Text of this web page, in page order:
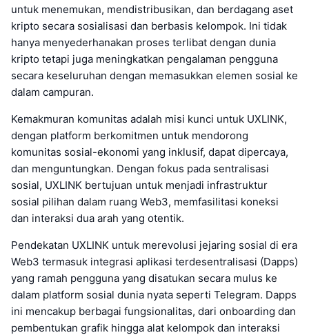
untuk menemukan, mendistribusikan, dan berdagang aset
kripto secara sosialisasi dan berbasis kelompok. Ini tidak
hanya menyederhanakan proses terlibat dengan dunia
kripto tetapi juga meningkatkan pengalaman pengguna
secara keseluruhan dengan memasukkan elemen sosial ke
dalam campuran.
Kemakmuran komunitas adalah misi kunci untuk UXLINK,
dengan platform berkomitmen untuk mendorong
komunitas sosial-ekonomi yang inklusif, dapat dipercaya,
dan menguntungkan. Dengan fokus pada sentralisasi
sosial, UXLINK bertujuan untuk menjadi infrastruktur
sosial pilihan dalam ruang Web3, memfasilitasi koneksi
dan interaksi dua arah yang otentik.
Pendekatan UXLINK untuk merevolusi jejaring sosial di era
Web3 termasuk integrasi aplikasi terdesentralisasi (Dapps)
yang ramah pengguna yang disatukan secara mulus ke
dalam platform sosial dunia nyata seperti Telegram. Dapps
ini mencakup berbagai fungsionalitas, dari onboarding dan
pembentukan grafik hingga alat kelompok dan interaksi